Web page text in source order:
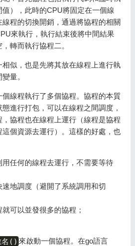
），此時的CPU將固定在一個線
程的切換開銷，通過將協程的相關
來執行，執行結束後將中間結果
轉而執行協程二。
似，也是先將其放在線程上進行執
量。
線程執行了多個協程。協程的本質
進行打包，可以在線程之間調度，
協程也在線程上運行（線程是協程
個資源去運行）。這樣的好處，也
任何的線程去運行，不需要等待
地調度（避開了系統調用和切
可以並發很多的協程；
名() 來啟動一個協程。在go語言